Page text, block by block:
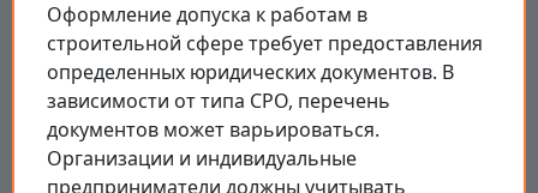
Оформление допуска к работам в
строительной сфере требует предоставления
определенных юридических документов. В
зависимости от типа СРО, перечень
документов может варьироваться.
Организации и индивидуальные
предприниматели должны учитывать